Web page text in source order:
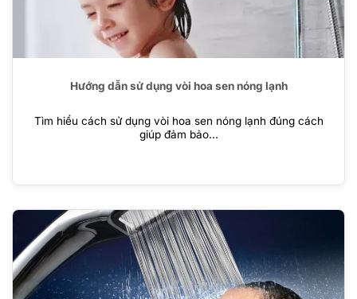
Hướng dẫn sử dụng vòi hoa sen nóng lạnh
Tìm hiểu cách sử dụng vòi hoa sen nóng lạnh đúng cách
giúp đảm bảo...